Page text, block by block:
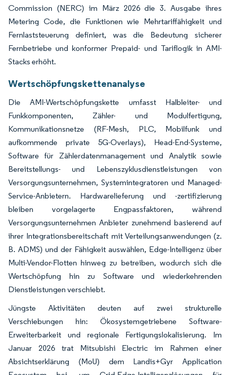
Commission (NERC) im März 2026 die 3. Ausgabe ihres
Metering Code, die Funktionen wie Mehrtariffähigkeit und
Fernlaststeuerung definiert, was die Bedeutung sicherer
Fernbetriebe und konformer Prepaid- und Tariflogik in AMI-
Stacks erhöht.
Wertschöpfungskettenanalyse
Die AMI-Wertschöpfungskette umfasst Halbleiter- und
Funkkomponenten, Zähler- und Modulfertigung,
Kommunikationsnetze (RF-Mesh, PLC, Mobilfunk und
aufkommende private 5G-Overlays), Head-End-Systeme,
Software für Zählerdatenmanagement und Analytik sowie
Bereitstellungs- und Lebenszyklusdienstleistungen von
Versorgungsunternehmen, Systemintegratoren und Managed-
Service-Anbietern. Hardwarelieferung und -zertifizierung
bleiben vorgelagerte Engpassfaktoren, während
Versorgungsunternehmen Anbieter zunehmend basierend auf
ihrer Integrationsbereitschaft mit Verteilungsanwendungen (z.
B. ADMS) und der Fähigkeit auswählen, Edge-Intelligenz über
Multi-Vendor-Flotten hinweg zu betreiben, wodurch sich die
Wertschöpfung hin zu Software und wiederkehrenden
Dienstleistungen verschiebt.
Jüngste Aktivitäten deuten auf zwei strukturelle
Verschiebungen hin: Ökosystemgetriebene Software-
Erweiterbarkeit und regionale Fertigungslokalisierung. Im
Januar 2026 trat Mitsubishi Electric im Rahmen einer
Absichtserklärung (MoU) dem Landis+Gyr Application